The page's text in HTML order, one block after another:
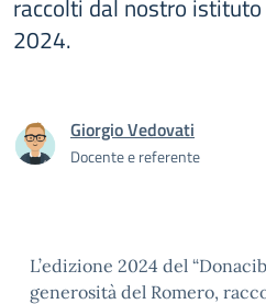
raccolti dal nostro
2024.
Giorgio Vedovati
Docente e referente
L’edizione 2024 del
generosità del Romero,